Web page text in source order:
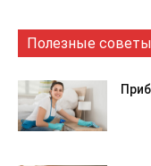
Полезные советы